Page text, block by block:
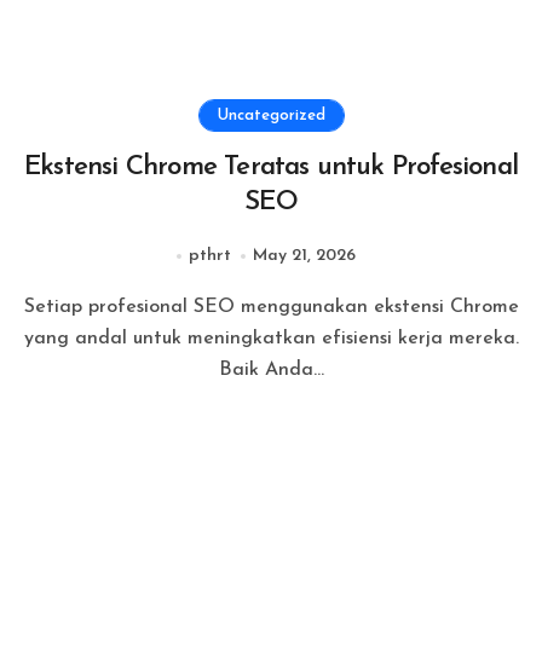
Uncategorized
Ekstensi Chrome Teratas untuk Profesional
SEO
pthrt May 21, 2026
Setiap profesional SEO menggunakan ekstensi Chrome
yang andal untuk meningkatkan efisiensi kerja mereka.
Baik Anda...